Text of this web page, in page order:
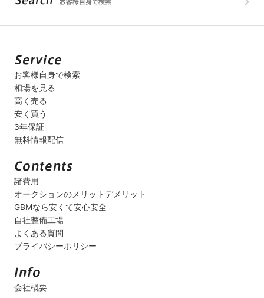
お客様自身で検索
相場を見る
高く売る
安く買う
3年保証
無料情報配信
諸費用
オークションのメリットデメリット
GBMなら安くて安心安全
自社整備工場
よくある質問
プライバシーポリシー
会社概要